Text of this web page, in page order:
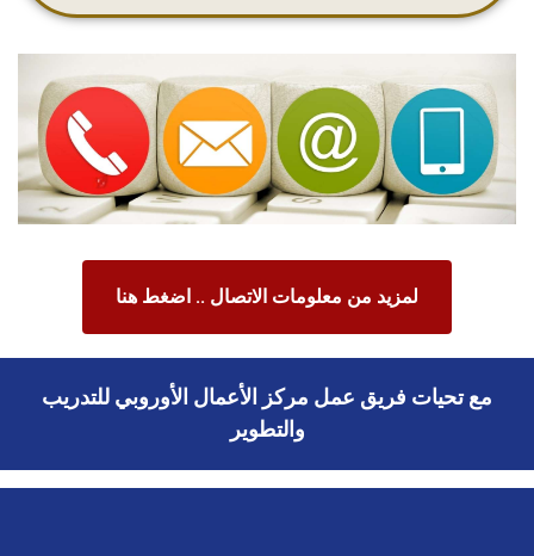
لمزيد من معلومات الاتصال .. اضغط هنا
مع تحيات فريق عمل مركز الأعمال الأوروبي للتدريب
والتطوير